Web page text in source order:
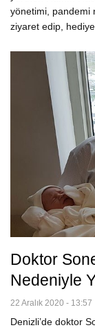
yönetimi, pandemi
ziyaret edip,
Doktor
Nedeniyle
22 Aralık 2020 - 13:57
Denizli’de doktor